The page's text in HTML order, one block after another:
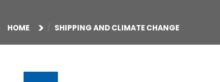
HOME SHIPPING AND CLIMATE CHANGE